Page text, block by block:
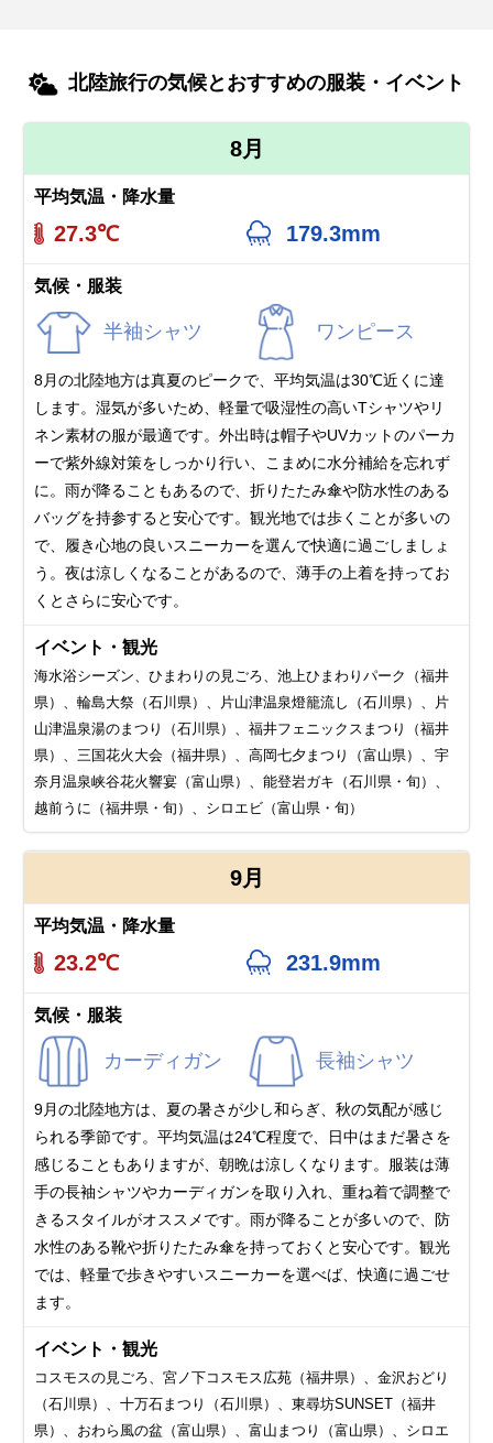
北陸旅行の気候とおすすめの服装・イベント
8月
平均気温・降水量
27.3℃ 179.3mm
気候・服装
半袖シャツ ワンピース
8月の北陸地方は真夏のピークで、平均気温は30℃近くに達
します。湿気が多いため、軽量で吸湿性の高いTシャツやリ
ネン素材の服が最適です。外出時は帽子やUVカットのパーカ
ーで紫外線対策をしっかり行い、こまめに水分補給を忘れず
に。雨が降ることもあるので、折りたたみ傘や防水性のある
バッグを持参すると安心です。観光地では歩くことが多いの
で、履き心地の良いスニーカーを選んで快適に過ごしましょ
う。夜は涼しくなることがあるので、薄手の上着を持ってお
くとさらに安心です。
イベント・観光
海水浴シーズン、ひまわりの見ごろ、池上ひまわりパーク（福井
県）、輪島大祭（石川県）、片山津温泉燈籠流し（石川県）、片
山津温泉湯のまつり（石川県）、福井フェニックスまつり（福井
県）、三国花火大会（福井県）、高岡七夕まつり（富山県）、宇
奈月温泉峡谷花火響宴（富山県）、能登岩ガキ（石川県・旬）、
越前うに（福井県・旬）、シロエビ（富山県・旬）
9月
平均気温・降水量
23.2℃ 231.9mm
気候・服装
カーディガン 長袖シャツ
9月の北陸地方は、夏の暑さが少し和らぎ、秋の気配が感じ
られる季節です。平均気温は24℃程度で、日中はまだ暑さを
感じることもありますが、朝晩は涼しくなります。服装は薄
手の長袖シャツやカーディガンを取り入れ、重ね着で調整で
きるスタイルがオススメです。雨が降ることが多いので、防
水性のある靴や折りたたみ傘を持っておくと安心です。観光
では、軽量で歩きやすいスニーカーを選べば、快適に過ごせ
ます。
イベント・観光
コスモスの見ごろ、宮ノ下コスモス広苑（福井県）、金沢おどり
（石川県）、十万石まつり（石川県）、東尋坊SUNSET（福井
県）、おわら風の盆（富山県）、富山まつり（富山県）、シロエ